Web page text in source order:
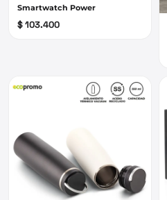
Smartwatch Power
$ 103.400